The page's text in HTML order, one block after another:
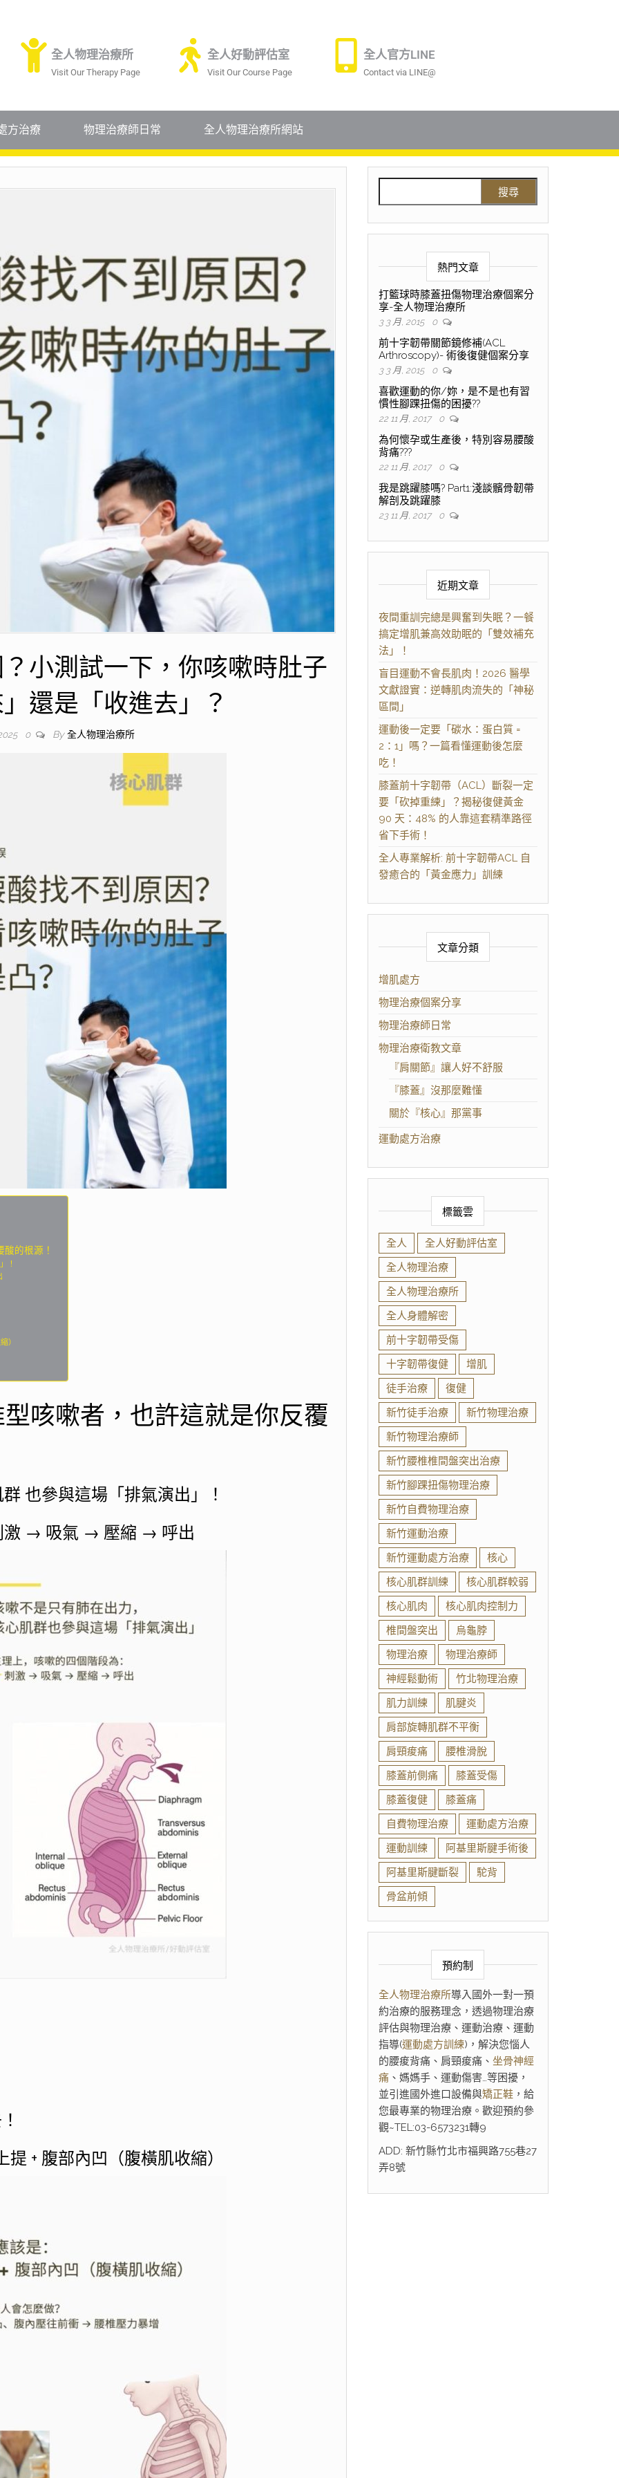
全人物理治療所
Visit Our Therapy Page
全人好動評估室
Visit Our Course Page
全人官方LINE
Contact via LINE@
方治療 物理治療師日常 全人物理治療所網站
小測試一下，你咳嗽時肚子
還是「收進去」？
0 By 全人物理治療所
的根源！
！
）
咳嗽者，也許這就是你反覆
也參與這場「排氣演出」！
激 → 吸氣 → 壓縮 → 呼出
+ 腹部內凹（腹橫肌收縮）
熱門文章
打籃球時膝蓋扭傷物理治療個案分
享-全人物理治療所
3 3 月, 2015 0
前十字韌帶關節鏡修補(ACL
Arthroscopy)- 術後復健個案分享
3 3 月, 2015 0
喜歡運動的你/妳，是不是也有習
慣性腳踝扭傷的困擾??
22 11 月, 2017 0
為何懷孕或生產後，特別容易腰酸
背痛???
22 11 月, 2017 0
我是跳躍膝嗎? Part1:淺談髕骨韌帶
解剖及跳躍膝
23 11 月, 2017 0
近期文章
夜間重訓完總是興奮到失眠？一餐
搞定增肌兼高效助眠的「雙效補充
法」！
盲目運動不會長肌肉！2026 醫學
文獻證實：逆轉肌肉流失的「神秘
區間」
運動後一定要「碳水：蛋白質 =
2：1」嗎？一篇看懂運動後怎麼
吃！
膝蓋前十字韌帶（ACL）斷裂一定
要「砍掉重練」？揭秘復健黃金
90 天：48% 的人靠這套精準路徑
省下手術！
全人專業解析: 前十字韌帶ACL 自
發癒合的「黃金應力」訓練
文章分類
增肌處方
物理治療個案分享
物理治療師日常
物理治療衛教文章
『肩關節』讓人好不舒服
『膝蓋』沒那麼難懂
關於『核心』那黨事
運動處方治療
標籤雲
全人
全人好動評估室
全人物理治療
全人物理治療所
全人身體解密
前十字韌帶受傷
十字韌帶復健
增肌
徒手治療
復健
新竹徒手治療
新竹物理治療
新竹物理治療師
新竹腰椎椎間盤突出治療
新竹腳踝扭傷物理治療
新竹自費物理治療
新竹運動治療
新竹運動處方治療
核心
核心肌群訓練
核心肌群較弱
核心肌肉
核心肌肉控制力
椎間盤突出
烏龜脖
物理治療
物理治療師
神經鬆動術
竹北物理治療
肌力訓練
肌腱炎
肩部旋轉肌群不平衡
肩頸痠痛
腰椎滑脫
膝蓋前側痛
膝蓋受傷
膝蓋復健
膝蓋痛
自費物理治療
運動處方治療
運動訓練
阿基里斯腱手術後
阿基里斯腱斷裂
駝背
骨盆前傾
預約制
全人物理治療所導入國外一對一預
約治療的服務理念，透過物理治療
評估與物理治療、運動治療、運動
指導(運動處方訓練)，解決您惱人
的腰痠背痛、肩頸痠痛、 坐骨神經
痛、媽媽手、運動傷害…等困擾，
並引進國外進口設備與矯正鞋，給
您最專業的物理治療。歡迎預約參
觀~TEL:03-6573231轉9
ADD: 新竹縣竹北市福興路755巷27
弄8號